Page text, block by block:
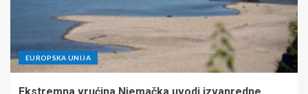
EUROPSKA UNIJA